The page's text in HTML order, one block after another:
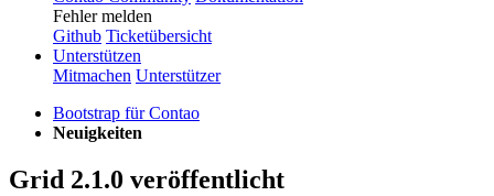
Fehler melden
Github Ticketübersicht
Unterstützen
Mitmachen Unterstützer
Bootstrap für Contao
Neuigkeiten
Grid 2.1.0 veröffentlicht